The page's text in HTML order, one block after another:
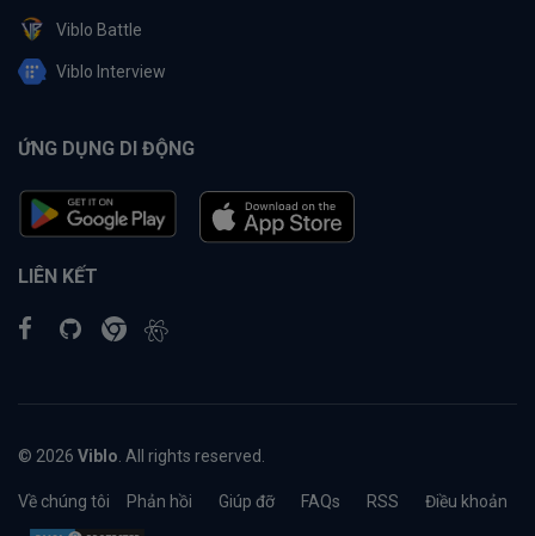
Viblo Battle
Viblo Interview
ỨNG DỤNG DI ĐỘNG
LIÊN KẾT
© 2026 Viblo . All rights reserved.
Về chúng tôi Phản hồi Giúp đỡ FAQs RSS Điều khoản